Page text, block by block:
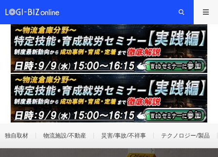
独自取材 物流施設/不動産 災害/事故/不祥事 テクノロジー/製品